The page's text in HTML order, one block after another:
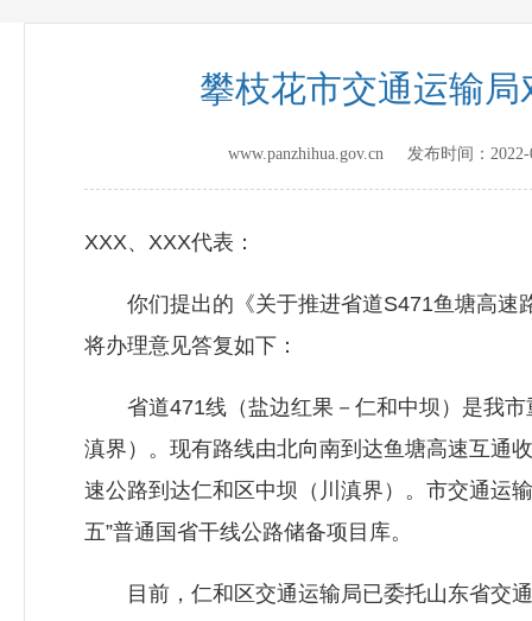
攀枝花市交通运输
www.panzhihua.gov.cn 发布时间：
XXX、XXX代表：
你们提出的《关于推进省道S471鱼塘高速
将办理意见答复如下：
省道471线（盐边红果－仁和中坝）是我市
滇界）。现有路线由北向南到达鱼塘高速互通
速公路到达仁和区中坝（川滇界）。市交通运
五”普通国省干线公路储备项目库。
目前，仁和区交通运输局已委托山东省交通